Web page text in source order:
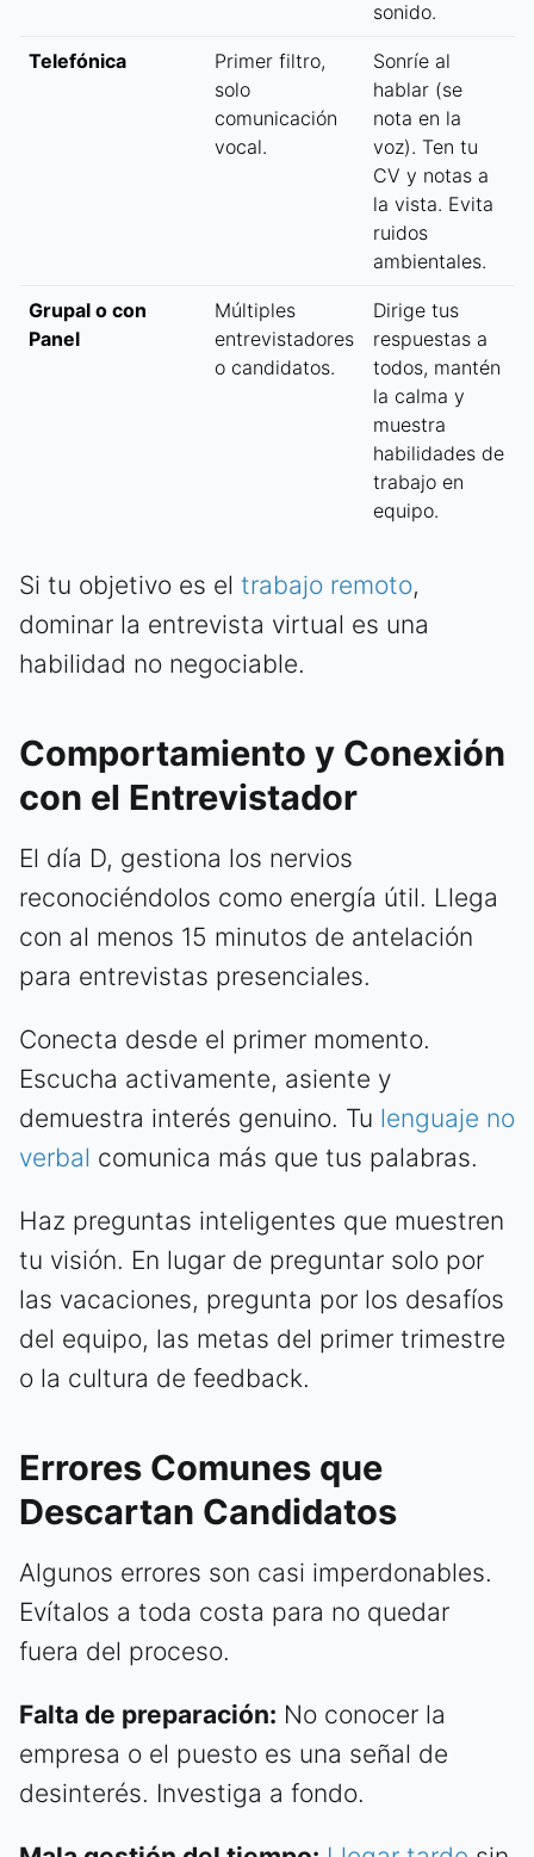
sonido.
Telefónica
Primer filtro,
solo
comunicación
vocal.
Sonríe al
hablar (se
nota en la
voz). Ten tu
CV y notas a
la vista. Evita
ruidos
ambientales.
Grupal o con
Panel
Múltiples
entrevistadores
o candidatos.
Dirige tus
respuestas a
todos, mantén
la calma y
muestra
habilidades de
trabajo en
equipo.
Si tu objetivo es el trabajo remoto,
dominar la entrevista virtual es una
habilidad no negociable.
Comportamiento y Conexión
con el Entrevistador
El día D, gestiona los nervios
reconociéndolos como energía útil. Llega
con al menos 15 minutos de antelación
para entrevistas presenciales.
Conecta desde el primer momento.
Escucha activamente, asiente y
demuestra interés genuino. Tu lenguaje no
verbal comunica más que tus palabras.
Haz preguntas inteligentes que muestren
tu visión. En lugar de preguntar solo por
las vacaciones, pregunta por los desafíos
del equipo, las metas del primer trimestre
o la cultura de feedback.
Errores Comunes que
Descartan Candidatos
Algunos errores son casi imperdonables.
Evítalos a toda costa para no quedar
fuera del proceso.
Falta de preparación: No conocer la
empresa o el puesto es una señal de
desinterés. Investiga a fondo.